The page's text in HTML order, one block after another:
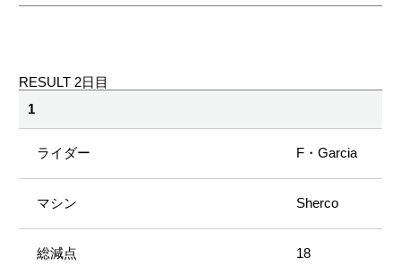
RESULT 2日目
1
F・Garcia
Sherco
18